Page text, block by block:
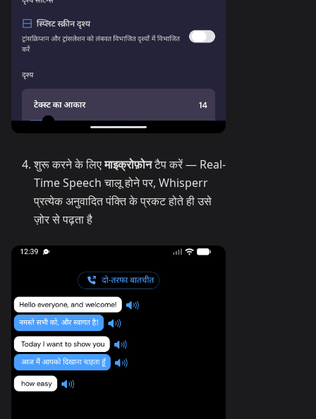
शुरू करने के लिएमाइक्रोफ़ोनटैप करें — Real-
Time Speech चालू होने पर, Whisperr
प्रत्येक अनुवादित पंक्ति के प्रकट होते ही उसे
ज़ोर से पढ़ता है